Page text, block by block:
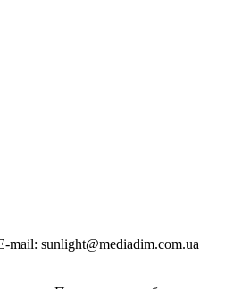
sunlight@mediadim.com.ua